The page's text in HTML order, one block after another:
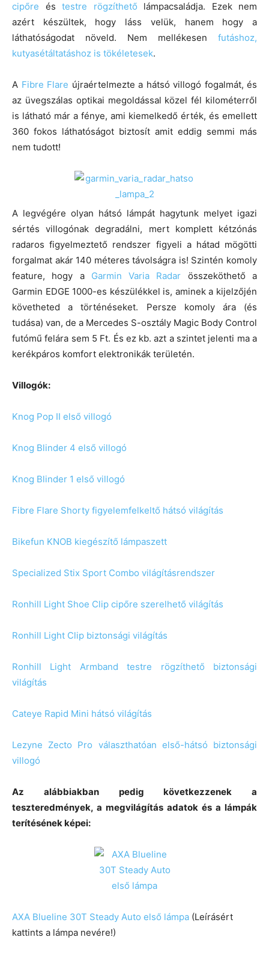
cipőre és testre rögzíthető lámpacsaládja. Ezek nem
azért készültek, hogy láss velük, hanem hogy a
láthatóságodat növeld. Nem mellékesen futáshoz,
kutyasétáltatáshoz is tökéletesek.
A Fibre Flare újraértelmezte a hátsó villogó fogalmát, és
az üvegszálas optikai megoldással közel fél kilométerről
is látható már a fénye, ami kiemelkedő érték, és emellett
360 fokos láthatóságot biztosít amit eddig semmi más
nem tudott!
A legvégére olyan hátsó lámpát hagytunk melyet igazi
sértés villogónak degradálni, mert komplett kétzónás
radaros figyelmeztető rendszer figyeli a hátad mögötti
forgalmat akár 140 méteres távolságra is! Szintén komoly
feature, hogy a Garmin Varia Radar összeköthető a
Garmin EDGE 1000-es készülékkel is, aminek a kijelzőjén
követheted a történéseket. Persze komoly ára (és
tudása) van, de a Mercedes S-osztály Magic Body Control
futómű felára sem 5 Ft. És ez kb. azt a szintet jelenti ma a
kerékpáros komfort elektronikák területén.
Villogók:
Knog Pop II első villogó
Knog Blinder 4 első villogó
Knog Blinder 1 első villogó
Fibre Flare Shorty figyelemfelkeltő hátsó világítás
Bikefun KNOB kiegészítő lámpaszett
Specialized Stix Sport Combo világításrendszer
Ronhill Light Shoe Clip cipőre szerelhető világítás
Ronhill Light Clip biztonsági világítás
Ronhill Light Armband testre rögzíthető biztonsági
világítás
Cateye Rapid Mini hátsó világítás
Lezyne Zecto Pro választhatóan első-hátsó biztonsági
villogó
Az alábbiakban pedig következzenek a
teszteredmények, a megvilágítás adatok és a lámpák
terítésének képei:
AXA Blueline 30T Steady Auto első lámpa (Leírásért
kattints a lámpa nevére!)